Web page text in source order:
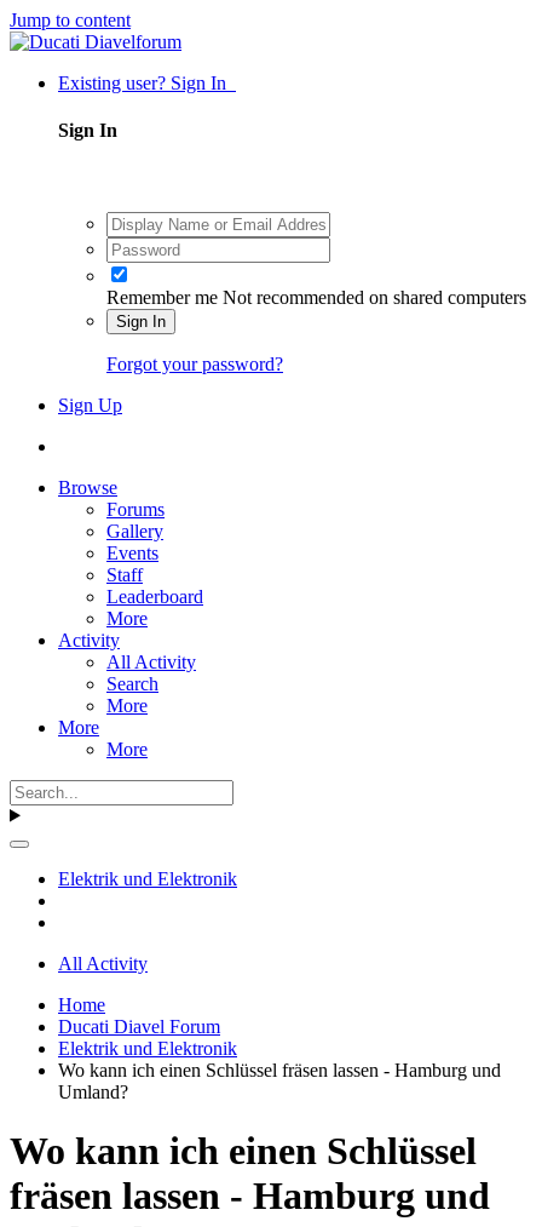
Jump to content
Existing user? Sign In
Sign In
Remember me Not recommended on shared computers
Sign In
Forgot your password?
Sign Up
Browse
Forums
Gallery
Events
Staff
Leaderboard
More
Activity
All Activity
Search
More
More
More
Elektrik und Elektronik
All Activity
Home
Ducati Diavel Forum
Elektrik und Elektronik
Wo kann ich einen Schlüssel fräsen lassen - Hamburg und
Umland?
Wo kann ich einen Schlüssel
fräsen lassen - Hamburg und